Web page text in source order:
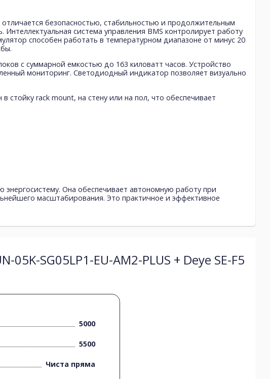
безопасностью, стабильностью и продолжительным
система управления BMS контролирует работу
способен работать в температурном диапазоне от минус 20
с суммарной емкостью до 163 киловатт часов. Устройство
мониторинг. Светодиодный индикатор позволяет визуально
стойку rack mount, на стену или на пол, что обеспечивает
Она обеспечивает автономную работу при
масштабирования. Это практичное и эффективное
SG05LP1-EU-AM2-PLUS + Deye SE-F5
5000
5500
Чиста пряма